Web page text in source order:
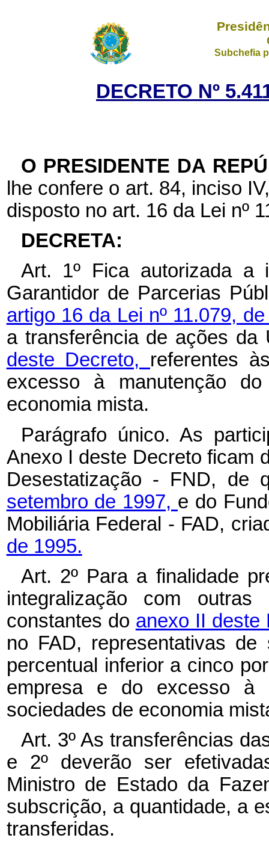
Subchefia
DECRETO Nº
O PRESIDENTE DA
lhe confere o art. 84, inciso
disposto no art. 16 da Lei nº
DECRETA:
Art. 1º Fica autorizada a
Garantidor de Parcerias
artigo 16 da Lei nº 11.079,
a transferência de ações
deste Decreto, referentes
excesso à manutenção
economia mista.
Parágrafo único. As
Anexo I deste Decreto ficam
Desestatização - FND,
setembro de 1997, e do
Mobiliária Federal - FAD,
de 1995.
Art. 2º Para a finalidade
integralização com
constantes do anexo II
no FAD, representativas de
percentual inferior a cinco
empresa e do excesso à
sociedades de economia
Art. 3º As transferências
e 2º deverão ser
Ministro de Estado da
subscrição, a quantidade, a
transferidas.